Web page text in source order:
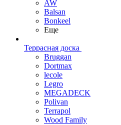
AW
Balsan
Bonkeel
Еще
Террасная доска
Bruggan
Dortmax
lecole
Legro
MEGADECK
Polivan
Terrapol
Wood Family